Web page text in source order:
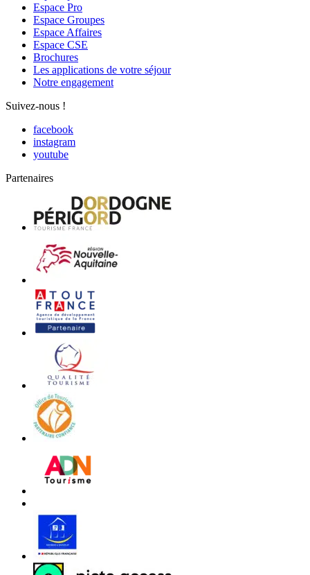
Espace Pro
Espace Groupes
Espace Affaires
Espace CSE
Brochures
Les applications de votre séjour
Notre engagement
Suivez-nous !
facebook
instagram
youtube
Partenaires